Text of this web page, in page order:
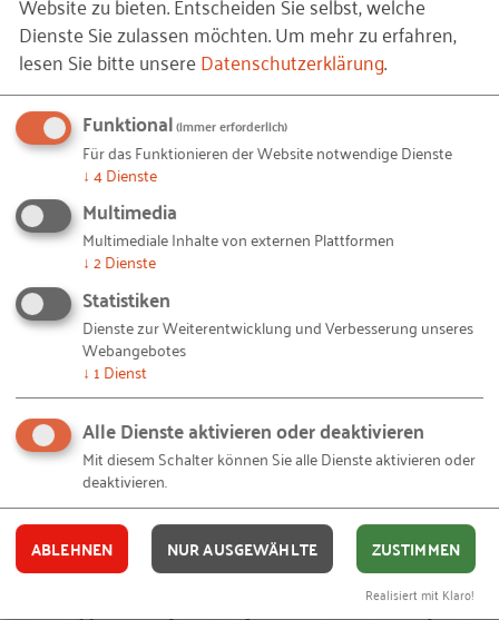
Anforderungen bewältigt wurden. Zudem erfolgte
eine Definition von unternehmensübergreifenden,
einheitlichen Attributen, Strukturen und
Konventionen.
Hemmnisse und Chancen aus
Unternehmenssicht
Zentrales Hemmnis bei der Einführung der
Arbeitsmethode BIM war bei dem mittelständischen
Bauunternehmen eindeutig die Komplexität der
technischen Implementierung von Bestandsdaten
und der entsprechenden Software sowie der damit
verbundene hohe Zeitaufwand.
Die Risiken und Hemmnisse in der
Einführungsphase von BIM konnten aber
abgefedert werden. Bereits im Vorfeld wurden
Arbeitsgruppen gebildet. Diesen aber auch
Dienste Sie zulassen möchten.Um mehr zu erfahren,
lesen Sie bitte unsereDatenschutzerklärung.
Funktional(immer erforderlich)
Für das Funktionieren der Website notwendige Dienste
↓ 4Dienste
Multimedia
Multimediale Inhalte von externen Plattformen
↓ 2Dienste
Statistiken
Dienste zur Weiterentwicklung und Verbesserung unseres
Webangebotes
↓ 1 Dienst
Alle Dienste aktivieren oder deaktivieren
Mit diesem Schalter können Sie alle Dienste aktivieren oder
deaktivieren.
ABLEHNEN NUR AUSGEWÄHLTE ZUSTIMMEN
Realisiert mit Klaro!